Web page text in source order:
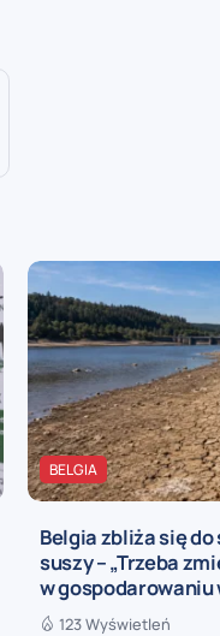
BELGIA
Belgia zbliża się
suszy – „Trzeba
w gospodarowaniu
123 Wyświetleń